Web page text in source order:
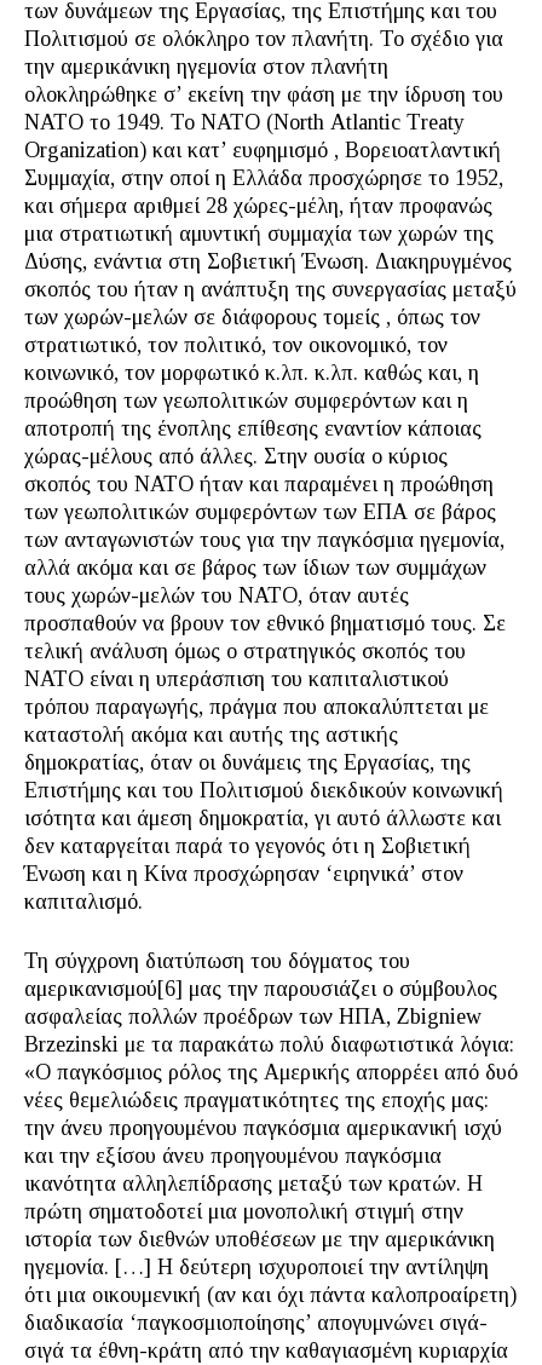
των δυνάμεων της Εργασίας, της Επιστήμης και του
Πολιτισμού σε ολόκληρο τον πλανήτη. Το σχέδιο για
την αμερικάνικη ηγεμονία στον πλανήτη
ολοκληρώθηκε σ’ εκείνη την φάση με την ίδρυση του
ΝΑΤΟ το 1949. Το ΝΑΤΟ (Νοrth Αtlantic Τreaty
Οrganizatiοn) και κατ’ ευφημισμό , Βορειοατλαντική
Συμμαχία, στην οποί η Ελλάδα προσχώρησε το 1952,
και σήμερα αριθμεί 28 χώρες-μέλη, ήταν προφανώς
μια στρατιωτική αμυντική συμμαχία των χωρών της
Δύσης, ενάντια στη Σοβιετική Ένωση. Διακηρυγμένος
σκοπός του ήταν η ανάπτυξη της συνεργασίας μεταξύ
των χωρών-μελών σε διάφορους τομείς , όπως τον
στρατιωτικό, τον πολιτικό, τον οικονομικό, τον
κοινωνικό, τον μορφωτικό κ.λπ. κ.λπ. καθώς και, η
προώθηση των γεωπολιτικών συμφερόντων και η
αποτροπή της ένοπλης επίθεσης εναντίον κάποιας
χώρας-μέλους από άλλες. Στην ουσία ο κύριος
σκοπός του ΝΑΤΟ ήταν και παραμένει η προώθηση
των γεωπολιτικών συμφερόντων των ΕΠΑ σε βάρος
των ανταγωνιστών τους για την παγκόσμια ηγεμονία,
αλλά ακόμα και σε βάρος των ίδιων των συμμάχων
τους χωρών-μελών του ΝΑΤΟ, όταν αυτές
προσπαθούν να βρουν τον εθνικό βηματισμό τους. Σε
τελική ανάλυση όμως ο στρατηγικός σκοπός του
ΝΑΤΟ είναι η υπεράσπιση του καπιταλιστικού
τρόπου παραγωγής, πράγμα που αποκαλύπτεται με
καταστολή ακόμα και αυτής της αστικής
δημοκρατίας, όταν οι δυνάμεις της Εργασίας, της
Επιστήμης και του Πολιτισμού διεκδικούν κοινωνική
ισότητα και άμεση δημοκρατία, γι αυτό άλλωστε και
δεν καταργείται παρά το γεγονός ότι η Σοβιετική
Ένωση και η Κίνα προσχώρησαν ‘ειρηνικά’ στον
καπιταλισμό.
Τη σύγχρονη διατύπωση του δόγματος του
αμερικανισμού[6] μας την παρουσιάζει ο σύμβουλος
ασφαλείας πολλών προέδρων των ΗΠΑ, Zbigniew
Brzezinski με τα παρακάτω πολύ διαφωτιστικά λόγια:
«Ο παγκόσμιος ρόλος της Αμερικής απορρέει από δυό
νέες θεμελιώδεις πραγματικότητες της εποχής μας:
την άνευ προηγουμένου παγκόσμια αμερικανική ισχύ
και την εξίσου άνευ προηγουμένου παγκόσμια
ικανότητα αλληλεπίδρασης μεταξύ των κρατών. Η
πρώτη σηματοδοτεί μια μονοπολική στιγμή στην
ιστορία των διεθνών υποθέσεων με την αμερικάνικη
ηγεμονία. […] Η δεύτερη ισχυροποιεί την αντίληψη
ότι μια οικουμενική (αν και όχι πάντα καλοπροαίρετη)
διαδικασία ‘παγκοσμιοποίησης’ απογυμνώνει σιγά-
σιγά τα έθνη-κράτη από την καθαγιασμένη κυριαρχία